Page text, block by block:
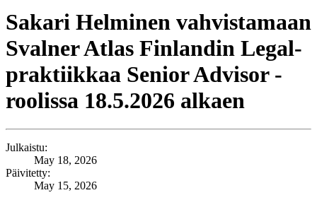
Sakari Helminen vahvistamaan
Svalner Atlas Finlandin Legal-
praktiikkaa Senior Advisor -
roolissa 18.5.2026 alkaen
Julkaistu:
May 18, 2026
Päivitetty:
May 15, 2026